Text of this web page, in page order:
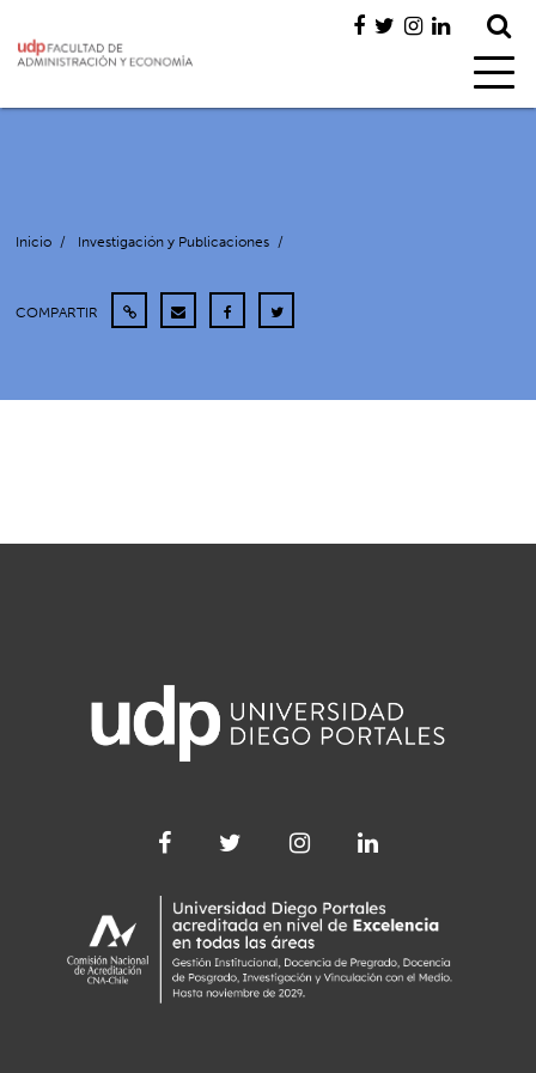
Inicio / Investigación y Publicaciones /
COMPARTIR